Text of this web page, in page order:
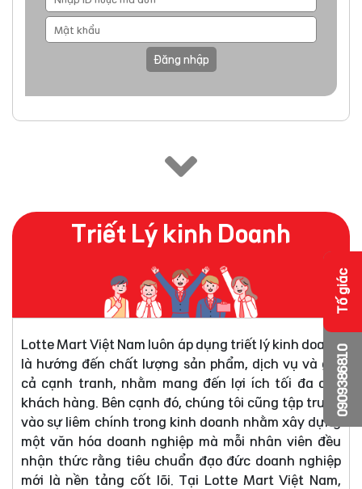
Đăng nhập
Triết Lý kinh Doanh
Lotte Mart Việt Nam luôn áp dụng triết lý kinh doanh
là hướng đến chất lượng sản phẩm, dịch vụ và giá
cả cạnh tranh, nhằm mang đến lợi ích tối đa cho
khách hàng. Bên cạnh đó, chúng tôi cũng tập trung
vào sự liêm chính trong kinh doanh nhằm xây dựng
một văn hóa doanh nghiệp mà mỗi nhân viên đều
nhận thức rằng tiêu chuẩn đạo đức doanh nghiệp
mới là nền tảng cốt lõi. Tại Lotte Mart Việt Nam,
0909386810
Tố giác